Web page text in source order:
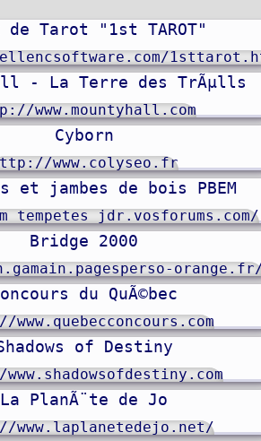
de Tarot "1st TAROT"
- La Terre des TrÃµlls
www.mountyhall.com
Cyborn
www.colyseo.fr
et jambes de bois PBEM
Bridge 2000
du QuÃ©bec
of Destiny
La PlanÃ¨te de Jo
www.laplanetedejo.net/